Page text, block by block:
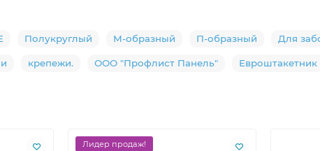
Полукруглый М-образный П-образный Для
крепежи. ООО "Профлист Панель" Евроштакетник
Лидер продаж!